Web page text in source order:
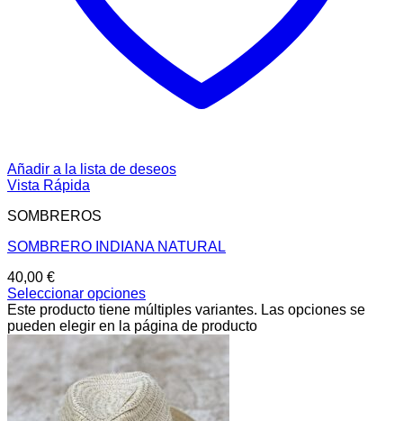
Añadir a la lista de deseos
Vista Rápida
SOMBREROS
SOMBRERO INDIANA NATURAL
40,00 €
Seleccionar opciones
Este producto tiene múltiples variantes. Las opciones se
pueden elegir en la página de producto